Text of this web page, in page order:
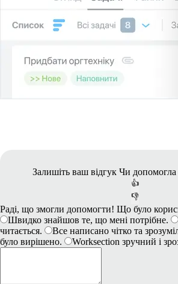
Залишіть ваш відгук Чи допомогла
👍
👎
Раді, що змогли допомогти! Що було
Швидко знайшов те, що мені потрібне.
читається.
Все написано чітко та
було вирішено.
Worksection зручний і